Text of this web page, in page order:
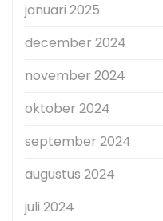
januari 2025
december 2024
november 2024
oktober 2024
september 2024
augustus 2024
juli 2024